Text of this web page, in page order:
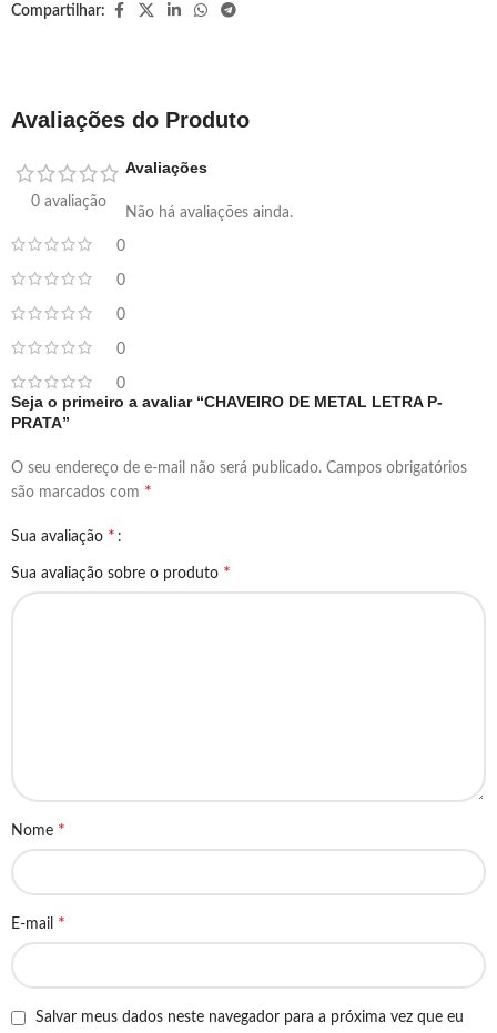
Compartilhar:
Avaliações do Produto
0 avaliação
0
0
0
0
0
Avaliações
Não há avaliações ainda.
Seja o primeiro a avaliar “CHAVEIRO DE METAL LETRA P-
PRATA”
O seu endereço de e-mail não será publicado. Campos obrigatórios
são marcados com *
Sua avaliação *
Sua avaliação sobre o produto *
Nome *
E-mail *
Salvar meus dados neste navegador para a próxima vez que eu